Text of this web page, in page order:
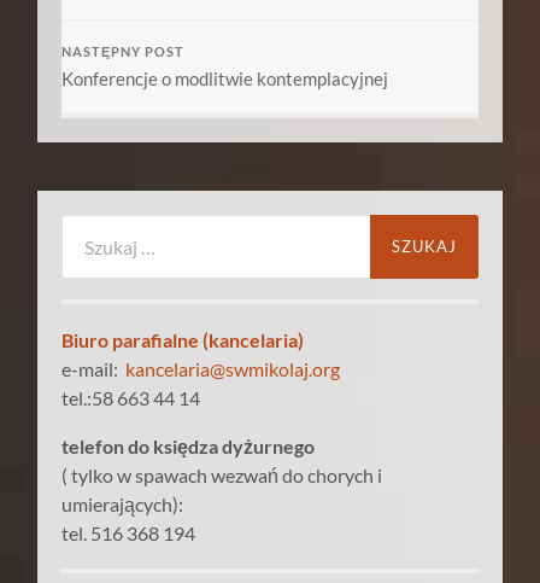
NASTĘPNY POST
Konferencje o modlitwie kontemplacyjnej
Biuro parafialne (kancelaria)
e-mail: kancelaria@swmikolaj.org
tel.:58 663 44 14
telefon do księdza dyżurnego
( tylko w spawach wezwań do chorych i
umierających):
tel. 516 368 194